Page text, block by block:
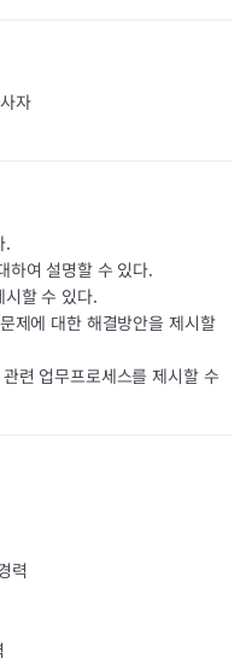
자
.
하여 설명할 수 있다.
할 수 있다.
제에 대한 해결방안을 제시할
련 업무프로세스를 제시할 수
력